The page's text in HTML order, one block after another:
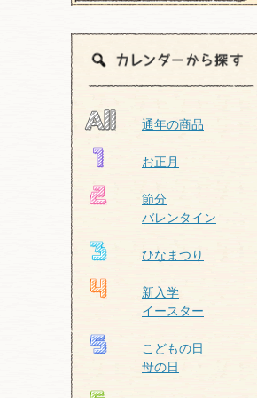
通年の商品
お正月
節分
バレンタイン
ひなまつり
新入学
イースター
こどもの日
母の日